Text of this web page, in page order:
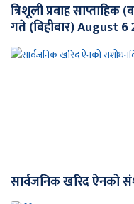
त्रिशूली प्रवाह
गते (बिहीबार) August 6
सार्वजनिक खरिद ऐनको